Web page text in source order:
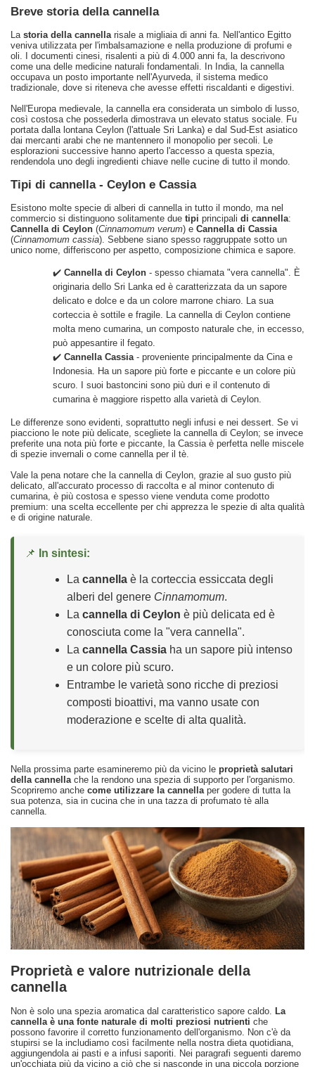
Breve storia della cannella
La storia della cannellarisale a migliaia di anni fa. Nell'antico Egitto
veniva utilizzata per l'imbalsamazione e nella produzione di profumi e
oli. I documenti cinesi, risalenti a più di 4.000 anni fa, la descrivono
come una delle medicine naturali fondamentali. In India, la cannella
occupava un posto importante nell'Ayurveda, il sistema medico
tradizionale, dove si riteneva che avesse effetti riscaldanti e digestivi.
Nell'Europa medievale, la cannella era considerata un simbolo di lusso,
così costosa che possederla dimostrava un elevato status sociale. Fu
portata dalla lontana Ceylon (l'attuale Sri Lanka) e dal Sud-Est asiatico
dai mercanti arabi che ne mantennero il monopolio per secoli. Le
esplorazioni successive hanno aperto l'accesso a questa spezia,
rendendola uno degli ingredienti chiave nelle cucine di tutto il mondo.
Tipi di cannella - Ceylon e Cassia
Esistono molte specie di alberi di cannella in tutto il mondo, ma nel
commercio si distinguono solitamente due tipi principali di cannella:
Cannella di Ceylon (Cinnamomum verum) e Cannella di Cassia
(Cinnamomum cassia). Sebbene siano spesso raggruppate sotto un
unico nome, differiscono per aspetto, composizione chimica e sapore.
✔️ Cannella di Ceylon - spesso chiamata "vera cannella". È
originaria dello Sri Lanka ed è caratterizzata da un sapore
delicato e dolce e da un colore marrone chiaro. La sua
corteccia è sottile e fragile. La cannella di Ceylon contiene
molta meno cumarina, un composto naturale che, in eccesso,
può appesantire il fegato.
✔️ Cannella Cassia- proveniente principalmente da Cina e
Indonesia. Ha un sapore più forte e piccante e un colore più
scuro. I suoi bastoncini sono più duri e il contenuto di
cumarina è maggiore rispetto alla varietà di Ceylon.
Le differenze sono evidenti, soprattutto negli infusi e nei dessert. Se vi
piacciono le note più delicate, scegliete la cannella di Ceylon; se invece
preferite una nota più forte e piccante, la Cassia è perfetta nelle miscele
di spezie invernali o come cannella per il tè.
Vale la pena notare che la cannella di Ceylon, grazie al suo gusto più
delicato, all'accurato processo di raccolta e al minor contenuto di
cumarina, è più costosa e spesso viene venduta come prodotto
premium: una scelta eccellente per chi apprezza le spezie di alta qualità
e di origine naturale.
📌 In sintesi:
La cannella è la corteccia essiccata degli
alberi del genere Cinnamomum.
La cannella di Ceylon è più delicata ed è
conosciuta come la "vera cannella".
La cannella Cassia ha un sapore più intenso
e un colore più scuro.
Entrambe le varietà sono ricche di preziosi
composti bioattivi, ma vanno usate con
moderazione e scelte di alta qualità.
Nella prossima parte esamineremo più da vicino le proprietà salutari
della cannellache la rendono una spezia di supporto per l'organismo.
Scopriremo anche come utilizzare la cannellaper godere di tutta la
sua potenza, sia in cucina che in una tazza di profumato tè alla
cannella.
Proprietà e valore nutrizionale della
cannella
Non è solo una spezia aromatica dal caratteristico sapore caldo. La
cannella è una fonte naturale di molti preziosi nutrienti che
possono favorire il corretto funzionamento dell'organismo. Non c'è da
stupirsi se la includiamo così facilmente nella nostra dieta quotidiana,
aggiungendola ai pasti e a infusi saporiti. Nei paragrafi seguenti daremo
un'occhiata più da vicino a ciò che si nasconde in una piccola porzione